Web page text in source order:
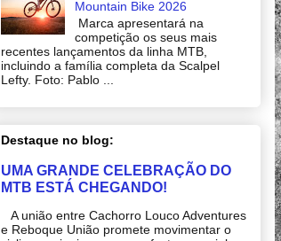
Mountain Bike 2026
Marca apresentará na
competição os seus mais
recentes lançamentos da linha MTB,
incluindo a família completa da Scalpel
Lefty. Foto: Pablo ...
Destaque no blog:
UMA GRANDE CELEBRAÇÃO DO
MTB ESTÁ CHEGANDO!
A união entre Cachorro Louco Adventures
e Reboque União promete movimentar o